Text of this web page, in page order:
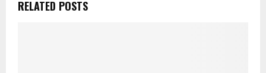
RELATED POSTS